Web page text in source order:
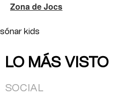
Zona de Jocs
sónar kids
LO MÁS VISTO
SOCIAL